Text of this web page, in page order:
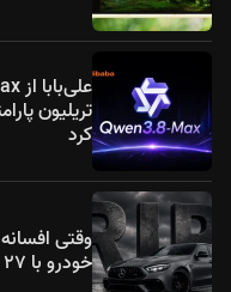
تریلیون
کرد
وقتی
خودرو با ۲۷ محصول در سال ۲۰۲۶